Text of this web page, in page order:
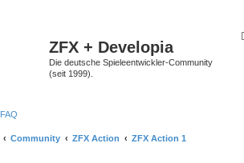
ZFX + Developia
Die deutsche Spieleentwickler-Community
(seit 1999).
FAQ
Community ZFX Action ZFX Action 1